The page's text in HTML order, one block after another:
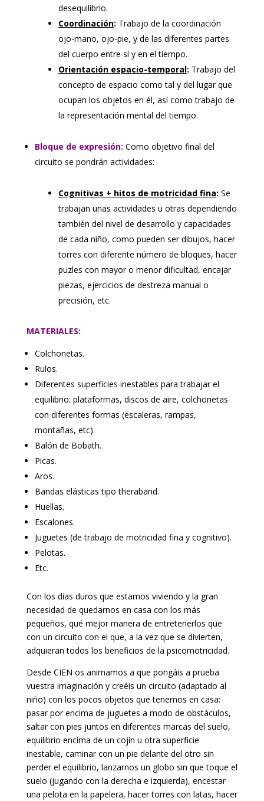
desequilibrio.
Coordinación: Trabajo de la coordinación
ojo-mano, ojo-pie, y de las diferentes partes
del cuerpo entre sí y en el tiempo.
Orientación espacio-temporal: Trabajo del
concepto de espacio como tal y del lugar que
ocupan los objetos en él, así como trabajo de
la representación mental del tiempo.
Bloque de expresión: Como objetivo final del
circuito se pondrán actividades:
Cognitivas + hitos de motricidad fina: Se
trabajan unas actividades u otras dependiendo
también del nivel de desarrollo y capacidades
de cada niño, como pueden ser dibujos, hacer
torres con diferente número de bloques, hacer
puzles con mayor o menor dificultad, encajar
piezas, ejercicios de destreza manual o
precisión, etc.
MATERIALES:
Colchonetas.
Rulos.
Diferentes superficies inestables para trabajar el
equilibrio: plataformas, discos de aire, colchonetas
con diferentes formas (escaleras, rampas,
montañas, etc).
Balón de Bobath.
Picas.
Aros.
Bandas elásticas tipo theraband.
Huellas.
Escalones.
Juguetes (de trabajo de motricidad fina y cognitivo).
Pelotas.
Etc.
Con los días duros que estamos viviendo y la gran
necesidad de quedarnos en casa con los más
pequeños, qué mejor manera de entretenerlos que
con un circuito con el que, a la vez que se divierten,
adquieran todos los beneficios de la psicomotricidad.
Desde CIEN os animamos a que pongáis a prueba
vuestra imaginación y creéis un circuito (adaptado al
niño) con los pocos objetos que tenemos en casa:
pasar por encima de juguetes a modo de obstáculos,
saltar con pies juntos en diferentes marcas del suelo,
equilibrio encima de un cojín u otra superficie
inestable, caminar con un pie delante del otro sin
perder el equilibrio, lanzarnos un globo sin que toque el
suelo (jugando con la derecha e izquierda), encestar
una pelota en la papelera, hacer torres con latas, hacer